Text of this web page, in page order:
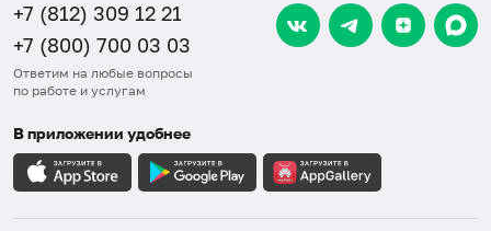
+7 (812) 309 12 21
+7 (800) 700 03 03
Ответим на любые вопросы
по работе и услугам
В приложении удобнее